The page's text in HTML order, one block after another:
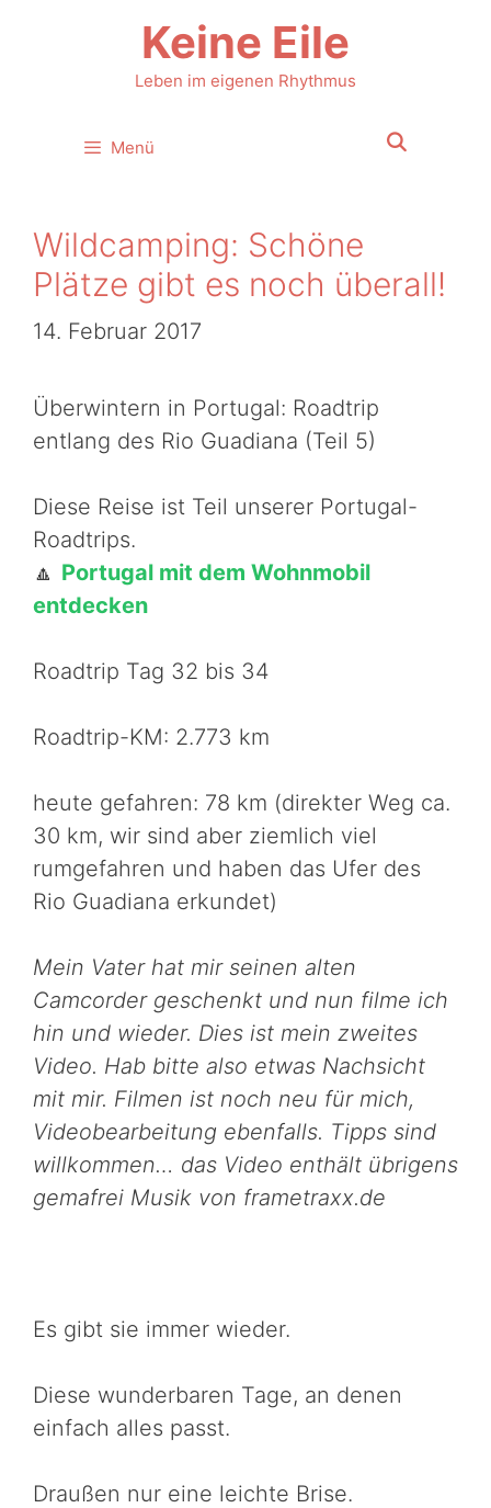
Keine Eile
Leben im eigenen Rhythmus
Menü
Wildcamping: Schöne
Plätze gibt es noch überall!
14. Februar 2017
Überwintern in Portugal: Roadtrip
entlang des Rio Guadiana (Teil 5)
Diese Reise ist Teil unserer Portugal-
Roadtrips.
🔼 Portugal mit dem Wohnmobil
entdecken
Roadtrip Tag 32 bis 34
Roadtrip-KM: 2.773 km
heute gefahren: 78 km (direkter Weg ca.
30 km, wir sind aber ziemlich viel
rumgefahren und haben das Ufer des
Rio Guadiana erkundet)
Mein Vater hat mir seinen alten
Camcorder geschenkt und nun filme ich
hin und wieder. Dies ist mein zweites
Video. Hab bitte also etwas Nachsicht
mit mir. Filmen ist noch neu für mich,
Videobearbeitung ebenfalls. Tipps sind
willkommen… das Video enthält übrigens
gemafrei Musik von frametraxx.de
Es gibt sie immer wieder.
Diese wunderbaren Tage, an denen
einfach alles passt.
Draußen nur eine leichte Brise.